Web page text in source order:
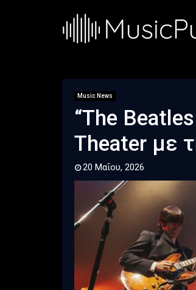
Music News
“The
Theater με
20 Μαΐου, 2026